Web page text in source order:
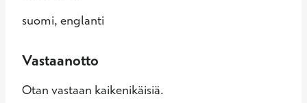
suomi, englanti
Vastaanotto
Otan vastaan kaikenikäisiä.